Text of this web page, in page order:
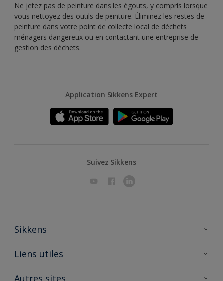
Ne jetez pas de peinture dans les égouts, y compris lorsque
vous nettoyez des outils de peinture. Éliminez les restes de
peinture dans votre point de collecte local de déchets
ménagers dangereux ou en contactant une entreprise de
gestion des déchets.
Application Sikkens Expert
Suivez Sikkens
Sikkens
A propos de Sikkens
Liens utiles
Ouvrir un magasin PASS
Autres sites